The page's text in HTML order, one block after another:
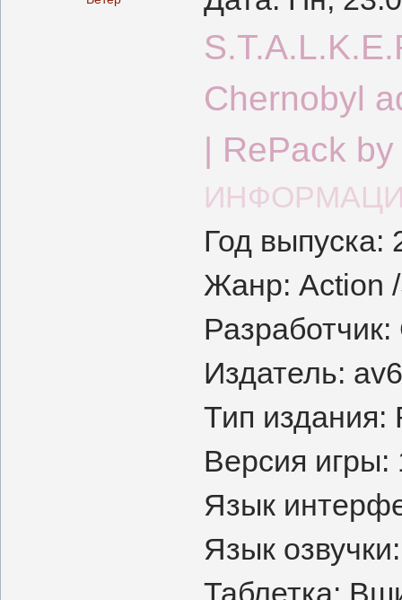
Chernobyl
| RePack
Год выпуска:
Жанр: Action
Издатель:
Тип издания:
Версия игры:
Язык
Язык
Таблетка: